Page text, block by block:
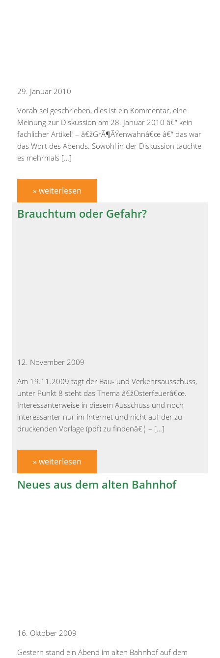
29. Januar 2010
Vorab sei geschrieben, dies ist ein Kommentar, eine
Meinung zur Diskussion am 28. Januar 2010 â€“ kein
fachlicher Artikel! – â€žGrÃ¶ÃŸenwahnâ€œ â€“ das war
das Wort des Abends. Sowohl in der Diskussion tauchte
es mehrmals […]
» weiterlesen
Brauchtum oder Gefahr?
12. November 2009
Am 19.11.2009 tagt der Bau- und Verkehrsausschuss,
unter Punkt 8 steht das Thema â€žOsterfeuerâ€œ.
Interessanterweise in diesem Ausschuss und noch
interessanter nur im Internet und nicht auf der zu
druckenden Vorlage (pdf) zu findenâ€¦ – […]
» weiterlesen
Neues aus dem alten Bahnhof
16. Oktober 2009
Gestern stand ein Abend im alten Bahnhof auf dem